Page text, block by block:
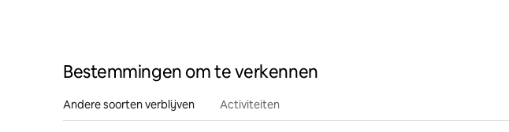
Bestemmingen om te verkennen
Andere soorten verblijven Activiteiten